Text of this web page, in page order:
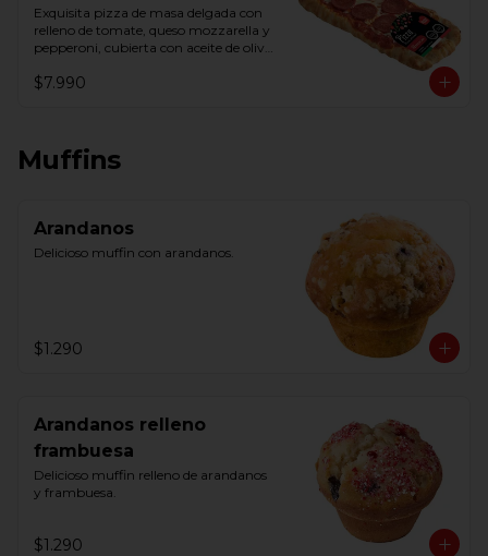
Exquisita pizza de masa delgada con
relleno de tomate, queso mozzarella y
pepperoni, cubierta con aceite de oliva
$7.990
Muffins
Arandanos
Delicioso muffin con arandanos.
$1.290
Arandanos relleno
frambuesa
Delicioso muffin relleno de arandanos
y frambuesa.
$1.290